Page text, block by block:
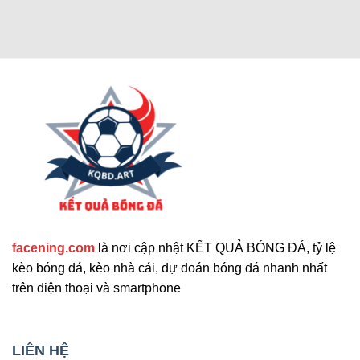
Ngoài các tính năng chính, trang web còn cung
cấp nhiều công cụ hỗ trợ khác. Những tính năng
mở rộng nổi bật mà bạn không nên bỏ qua. Chúng
facening.com là nơi cập nhật KẾT QUẢ BÓNG ĐÁ, tỷ lệ
kèo bóng đá, kèo nhà cái, dự đoán bóng đá nhanh nhất
trên điện thoại và smartphone
LIÊN HỆ